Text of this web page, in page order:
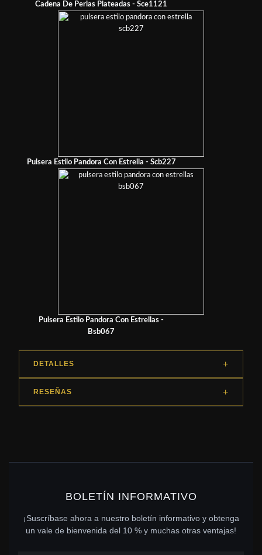
Cadena De Perlas Plateadas - Sce1121
Pulsera Estilo Pandora Con Estrella - Scb227
Pulsera Estilo Pandora Con Estrellas -
Bsb067
DETALLES
RESEÑAS
BOLETÍN INFORMATIVO
¡Suscríbase ahora a nuestro boletín informativo y obtenga
un vale de bienvenida del 10 % y muchas otras ventajas!